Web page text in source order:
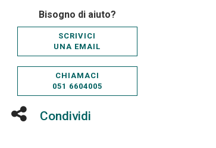
Bisogno di aiuto?
SCRIVICI
UNA EMAIL
CHIAMACI
051 6604005
Condividi